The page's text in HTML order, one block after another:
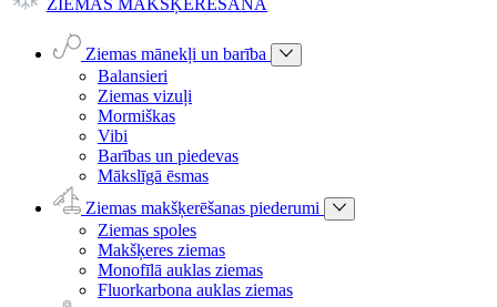
ZIEMAS MAKŠĶERĒŠANA
Ziemas mānekļi un barība
Balansieri
Ziemas vizuļi
Mormiškas
Vibi
Barības un piedevas
Mākslīgā ēsmas
Ziemas makšķerēšanas piederumi
Ziemas spoles
Makšķeres ziemas
Monofīlā auklas ziemas
Fluorkarbona auklas ziemas